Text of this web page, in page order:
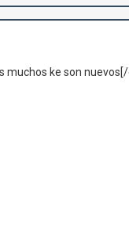
muchos ke son